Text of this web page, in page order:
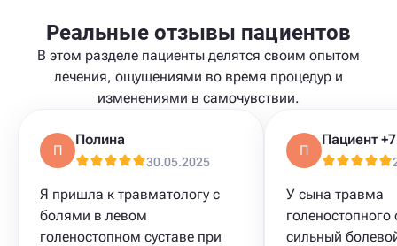
Реальные отзывы пациентов
В этом разделе пациенты делятся своим опытом
лечения, ощущениями во время процедур и
изменениями в самочувствии.
П
Полина
30.05.2025
Я пришла к травматологу с
болями в левом
голеностопном суставе при
П
У сына травма
голеностопного
сильный